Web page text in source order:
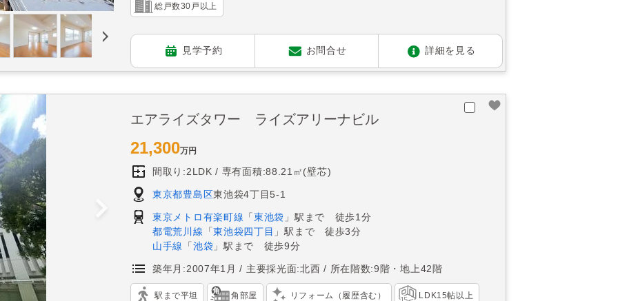
総戸数30戸以上
見学予約 お問合せ 詳細を見る
エアライズタワー ライズアリーナビル
21,300万円
間取り:2LDK 専有面積:88.21㎡(壁芯)
東京都豊島区東池袋4丁目5-1
東京メトロ有楽町線 「東池袋 」駅まで 徒歩1分
都電荒川線 「東池袋四丁目 」駅まで 徒歩3分
山手線
「 池袋 」駅まで 徒歩9分
築年月:2007年1月 主要採光面:北西 所在階数:9階・地上42階
駅まで平坦 角部屋 リフォーム（履歴含む） LDK15帖以上